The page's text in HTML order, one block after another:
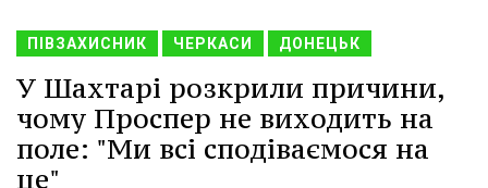
ПІВЗАХИСНИК ЧЕРКАСИ ДОНЕЦЬК
У Шахтарі розкрили причини,
чому Проспер не виходить на
поле: "Ми всі сподіваємося на
це"